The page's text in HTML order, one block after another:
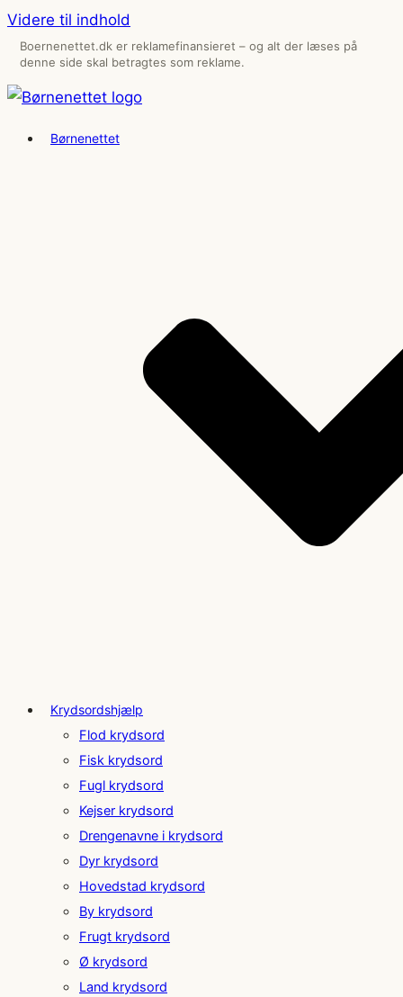
Videre til indhold
Boernenettet.dk er reklamefinansieret – og alt der læses på
denne side skal betragtes som reklame.
Børnenettet
Krydsordshjælp
Flod krydsord
Fisk krydsord
Fugl krydsord
Kejser krydsord
Drengenavne i krydsord
Dyr krydsord
Hovedstad krydsord
By krydsord
Frugt krydsord
Ø krydsord
Land krydsord